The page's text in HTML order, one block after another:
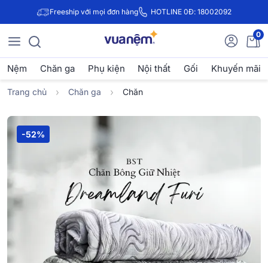
Freeship với mọi đơn hàng HOTLINE 0Đ: 18002092
0
Nệm Chăn ga Phụ kiện Nội thất Gối Khuyến mãi
Trang chủ Chăn ga Chăn
-52%